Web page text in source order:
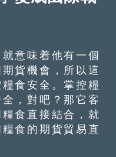
意味着他有一個
貨機會，所以這
食安全。掌控糧
，對吧？那它客
食直接結合，就
食的期貨貿易直